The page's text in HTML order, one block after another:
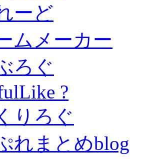
ーど
ムメーカー
ろぐ
?
りろぐ
れまとめblog